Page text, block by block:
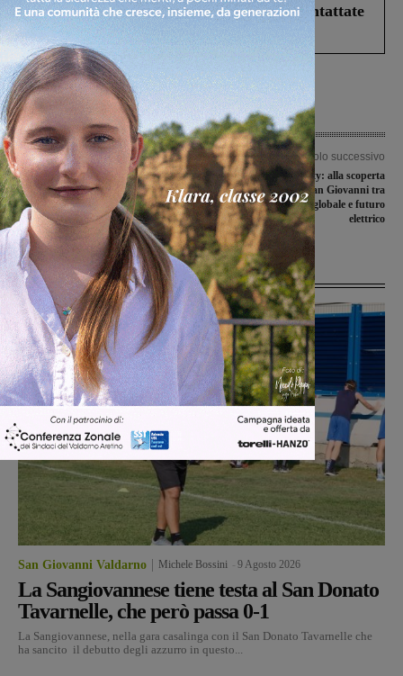
Prefettura: “In caso di avvistamento contattate
il 112”
Articolo precedente
Ad Arzà e Moriconi il successo nel
“Rally di Reggello e delle Colline del
Chianti Rufina” targato 2026
Articolo successivo
Dentro ABB E-mobility: alla scoperta
dello stabilimento di San Giovanni tra
rilancio, mercato globale e futuro
elettrico
Ultime Notizie
San Giovanni Valdarno Michele Bossini 9 Agosto 2026
La Sangiovannese tiene testa al San Donato
Tavarnelle, che però passa 0-1
La Sangiovannese, nella gara casalinga con il San Donato Tavarnelle che
ha sancito il debutto degli azzurro in questo...